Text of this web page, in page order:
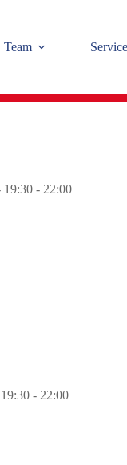
Team Service
19:30 - 22:00
- 22:00